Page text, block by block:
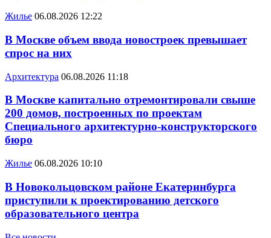
Жилье 06.08.2026 12:22
В Москве объем ввода новостроек превышает
спрос на них
Архитектура 06.08.2026 11:18
В Москве капитально отремонтировали свыше
200 домов, построенных по проектам
Специального архитектурно-конструкторского
бюро
Жилье 06.08.2026 10:10
В Новокольцовском районе Екатеринбурга
приступили к проектированию детского
образовательного центра